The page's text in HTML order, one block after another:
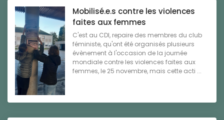
Mobilisé.e.s contre les violences
faites aux femmes
C'est au CDI, repaire des membres du club
féministe, qu'ont été organisés plusieurs
évènement à l'occasion de la journée
mondiale contre les violences faites aux
femmes, le 25 novembre, mais cette acti ...